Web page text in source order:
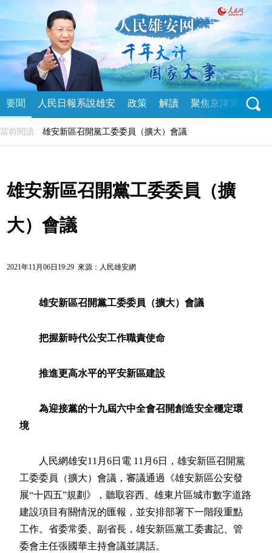
要聞 人民日報系說雄安 政策 解讀 聚焦京津冀 直
當前閱讀: 雄安新區召開黨工委委員（擴大）會議
雄安新區召開黨工委委員（擴
大）會議
2021年11月06日19:29 來源： 人民雄安網
雄安新區召開黨工委委員（擴大）會議
把握新時代公安工作職責使命
推進更高水平的平安新區建設
為迎接黨的十九屆六中全會召開創造安全穩定環
境
人民網雄安11月6日電 11月6日，雄安新區召開黨
工委委員（擴大）會議，審議通過《雄安新區公安發
展“十四五”規劃》，聽取容西、雄東片區城市數字道路
建設項目有關情況的匯報，並安排部署下一階段重點
工作。省委常委、副省長，雄安新區黨工委書記、管
委會主任張國華主持會議並講話。